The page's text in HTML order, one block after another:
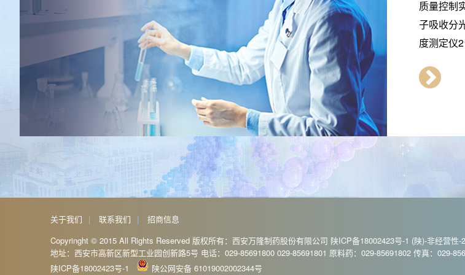
质量控制
子吸收分
度测定仪
关于我们 | 联系我们 |
招商信息
Copyringht © 2015 All Rights Reserved 版权所有：西安万隆制药股份有限公司 陕ICP备18002423号-1 (陕)-非经营性-
地址：西安市高新区新型工业园创新路5号 电话：029-85691800 029-85691801 原料药：029-85691802 传真：029-
陕ICP备18002423号-1
陕公网安备 61019002002344号